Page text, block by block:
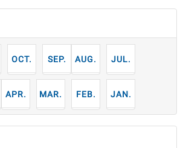
10月 9月 8月 7月
4月 3月 2月 1月